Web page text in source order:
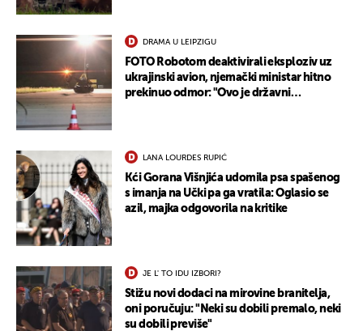
DRAMA U LEIPZIGU
FOTO Robotom deaktivirali eksploziv uz
ukrajinski avion, njemački ministar hitno
prekinuo odmor: "Ovo je državni
LANA LOURDES RUPIĆ
Kći Gorana Višnjića udomila psa spašenog
s imanja na Učki pa ga vratila: Oglasio se
azil, majka odgovorila na kritike
JE L' TO IDU IZBORI?
Stižu novi dodaci na mirovine branitelja,
oni poručuju: "Neki su dobili premalo, neki
su dobili previše"
UKLJUČITE NOTIFIKACIJE